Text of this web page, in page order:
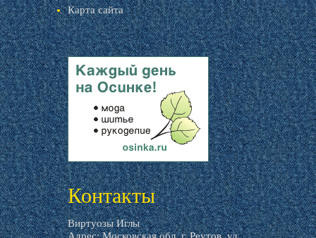
Карта сайта
livemaster.ru
Контакты
Виртуозы Иглы